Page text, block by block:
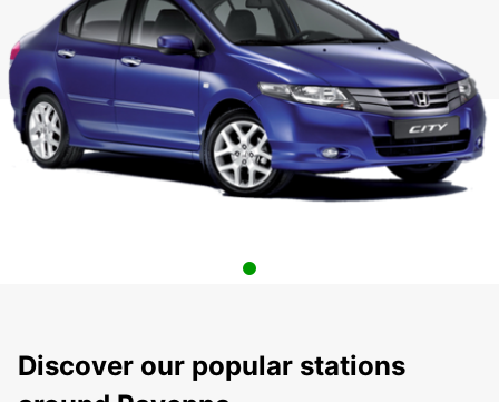
Discover our popular stations